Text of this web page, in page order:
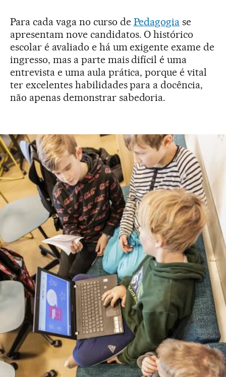
Para cada vaga no curso de Pedagogia se
apresentam nove candidatos. O histórico
escolar é avaliado e há um exigente exame de
ingresso, mas a parte mais difícil é uma
entrevista e uma aula prática, porque é vital
ter excelentes habilidades para a docência,
não apenas demonstrar sabedoria.